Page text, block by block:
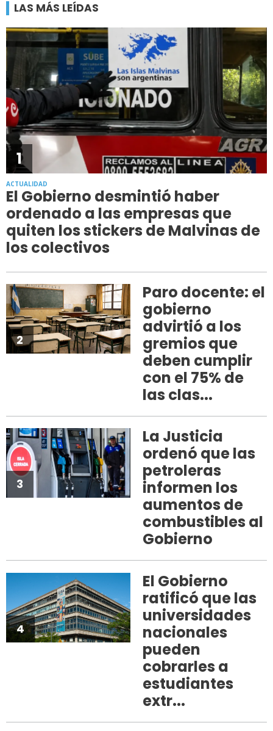
LAS MÁS LEÍDAS
1
ACTUALIDAD
El Gobierno desmintió haber
ordenado a las empresas que
quiten los stickers de Malvinas de
los colectivos
2
Paro docente: el
gobierno
advirtió a los
gremios que
deben cumplir
con el 75% de
las clas...
3
La Justicia
ordenó que las
petroleras
informen los
aumentos de
combustibles al
Gobierno
4
El Gobierno
ratificó que las
universidades
nacionales
pueden
cobrarles a
estudiantes
extr...